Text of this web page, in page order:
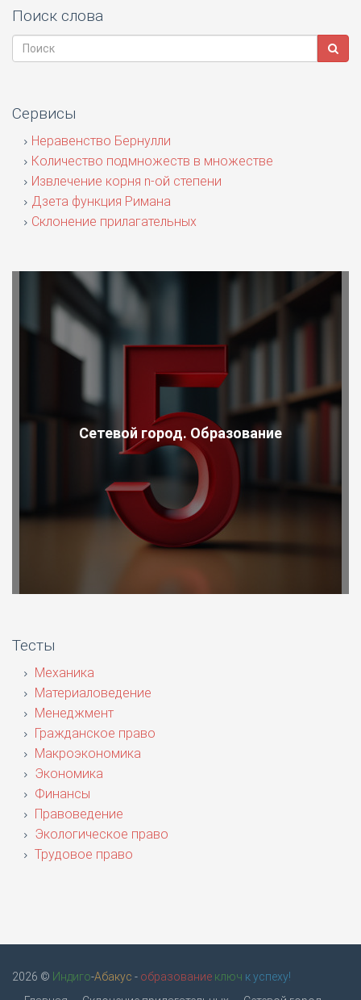
Поиск слова
Сервисы
Неравенство Бернулли
Количество подмножеств в множестве
Извлечение корня n-ой степени
Дзета функция Римана
Склонение прилагательных
Сетевой город. Образование
Тесты
Механика
Материаловедение
Менеджмент
Гражданское право
Макроэкономика
Экономика
Финансы
Правоведение
Экологическое право
Трудовое право
2026 © Индиго-Абакус - образование ключ к успеху!